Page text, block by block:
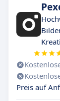
Preis auf